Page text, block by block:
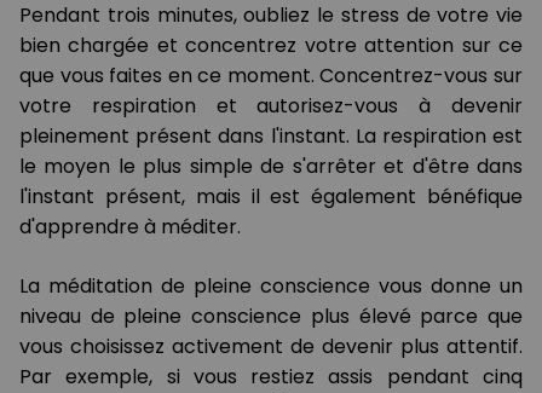
Pendant trois minutes, oubliez le stress de votre vie
bien chargée et concentrez votre attention sur ce
que vous faites en ce moment. Concentrez-vous sur
votre respiration et autorisez-vous à devenir
pleinement présent dans l'instant. La respiration est
le moyen le plus simple de s'arrêter et d'être dans
l'instant présent, mais il est également bénéfique
d'apprendre à méditer.
La méditation de pleine conscience vous donne un
niveau de pleine conscience plus élevé parce que
vous choisissez activement de devenir plus attentif.
Par exemple, si vous restiez assis pendant cinq